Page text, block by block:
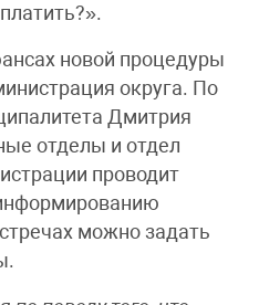
новой процедуры
округа. По
Дмитрия
отделы и отдел
проводит
можно задать